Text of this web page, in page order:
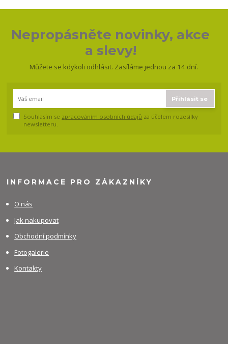
Nepropásněte novinky, akce
a slevy!
Můžete se kdykoli odhlásit. Zasíláme jednou za 14 dní.
Přihlásit se
Souhlasím se zpracováním osobních údajů za účelem rozesílky
newsletteru.
INFORMACE PRO ZÁKAZNÍKY
O nás
Jak nakupovat
Obchodní podmínky
Fotogalerie
Kontakty